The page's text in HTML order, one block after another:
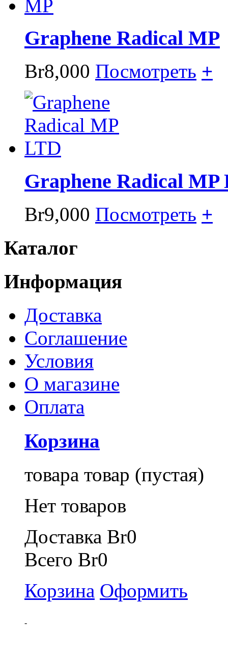
Graphene Radical MP
Br8,000 Посмотреть +
Graphene Radical MP
Br9,000 Посмотреть +
Каталог
Информация
Доставка
Соглашение
Условия
О магазине
Оплата
Корзина
товара товар (пустая)
Нет товаров
Доставка Br0
Всего Br0
Корзина Оформить
-